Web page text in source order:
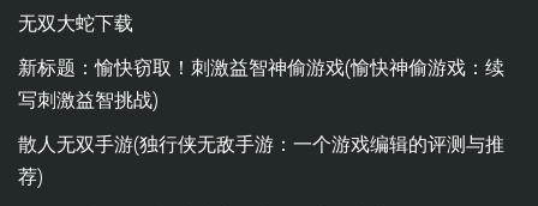
无双大蛇下载
新标题：愉快窃取！刺激益智神偷游戏(愉快神偷游戏：续
写刺激益智挑战)
散人无双手游(独行侠无敌手游：一个游戏编辑的评测与推
荐)